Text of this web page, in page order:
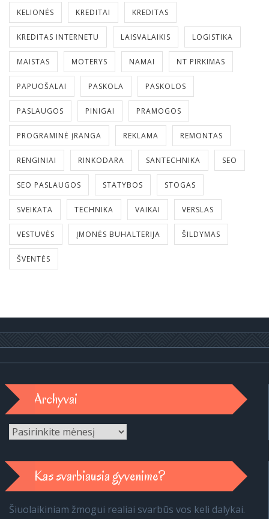
KELIONĖS KREDITAI KREDITAS
KREDITAS INTERNETU LAISVALAIKIS LOGISTIKA
MAISTAS MOTERYS NAMAI NT PIRKIMAS
PAPUOŠALAI PASKOLA PASKOLOS
PASLAUGOS PINIGAI PRAMOGOS
PROGRAMINĖ ĮRANGA REKLAMA REMONTAS
RENGINIAI RINKODARA SANTECHNIKA SEO
SEO PASLAUGOS STATYBOS STOGAS
SVEIKATA TECHNIKA VAIKAI VERSLAS
VESTUVĖS ĮMONĖS BUHALTERIJA ŠILDYMAS
ŠVENTĖS
Archyvai
Archyvai
Kas svarbiausia gyvenime?
Šiuolaikiniam žmogui realiai svarbūs vos keli dalykai.